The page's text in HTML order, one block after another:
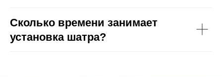
Сколько времени занимает
установка шатра?